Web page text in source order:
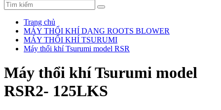
Trang chủ
MÁY THỔI KHÍ DẠNG ROOTS BLOWER
MÁY THỔI KHÍ TSURUMI
Máy thổi khí Tsurumi model RSR
Máy thổi khí Tsurumi model
RSR2- 125LKS